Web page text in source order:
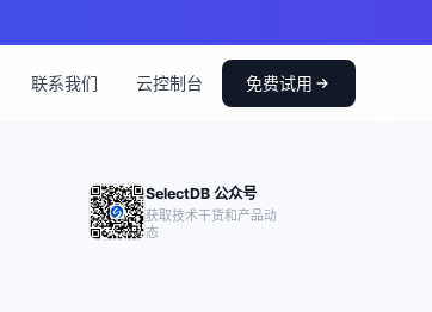
联系我们 云控制台 免费试用
SelectDB 公众号
获取技术干货和产品动
态